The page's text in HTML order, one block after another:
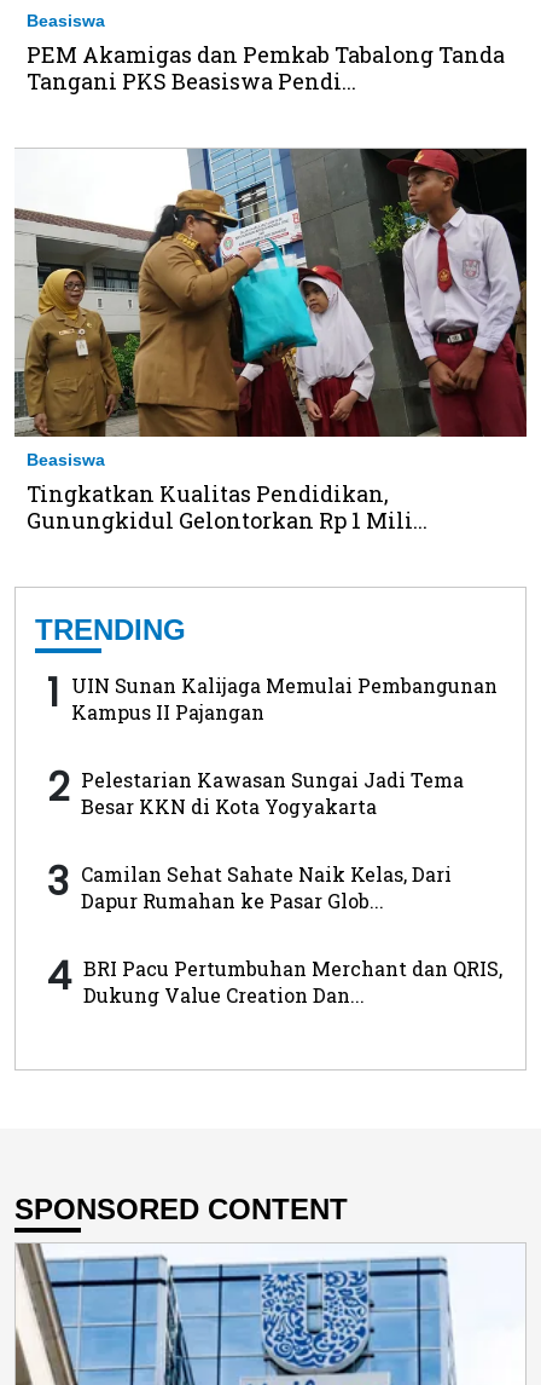
Beasiswa
PEM Akamigas dan Pemkab Tabalong Tanda
Tangani PKS Beasiswa Pendi...
Beasiswa
Tingkatkan Kualitas Pendidikan,
Gunungkidul Gelontorkan Rp 1 Mili...
TRENDING
1 UIN Sunan Kalijaga Memulai Pembangunan
Kampus II Pajangan
2 Pelestarian Kawasan Sungai Jadi Tema
Besar KKN di Kota Yogyakarta
3 Camilan Sehat Sahate Naik Kelas, Dari
Dapur Rumahan ke Pasar Glob...
4 BRI Pacu Pertumbuhan Merchant dan QRIS,
Dukung Value Creation Dan...
SPONSORED CONTENT